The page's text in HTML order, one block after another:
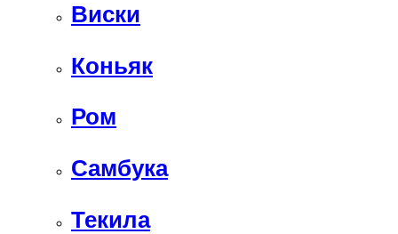
Виски
Коньяк
Ром
Самбука
Текила